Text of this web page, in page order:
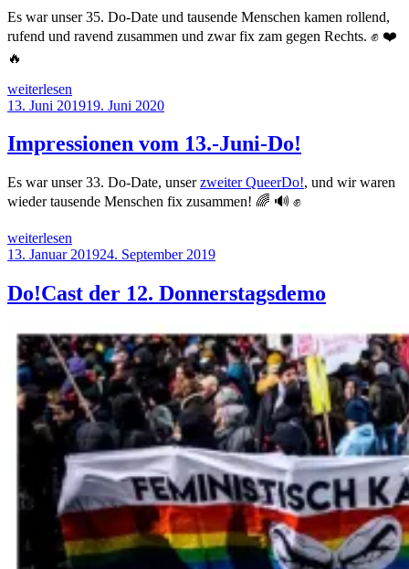
Es war unser 35. Do-Date und tausende Menschen kamen rollend,
rufend und ravend zusammen und zwar fix zam gegen Rechts. ✊ ❤️
🔥
„Impressionen
vom
September-
Do!“
weiterlesen
Veröffentlicht
13. Juni 201919. Juni 2020
Impressionen vom 13.-Juni-Do!
Es war unser 33. Do-Date, unserzweiter QueerDo!, und wir waren
wieder tausende Menschen fix zusammen! 🌈 🔊 ✊
„Impressionen
vom
Juni-
Do!“
weiterlesen
Veröffentlicht
13. Januar 201924. September 2019
Do!Cast der 12. Donnerstagsdemo